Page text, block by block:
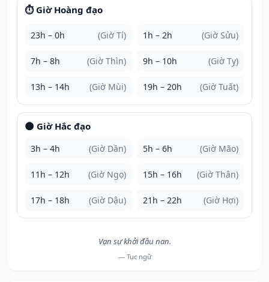
⏱️ Giờ Hoàng đạo
23h – 0h (Giờ Tí) 1h – 2h (Giờ Sửu)
7h – 8h (Giờ Thìn) 9h – 10h (Giờ Tỵ)
13h – 14h (Giờ Mùi) 19h – 20h (Giờ Tuất)
🌑 Giờ Hắc đạo
3h – 4h (Giờ Dần) 5h – 6h (Giờ Mão)
11h – 12h (Giờ Ngọ) 15h – 16h (Giờ Thân)
17h – 18h (Giờ Dậu) 21h – 22h (Giờ Hợi)
Vạn sự khởi đầu nan.
— Tục ngữ